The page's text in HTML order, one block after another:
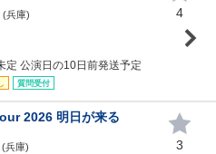
兵庫)
公演日の10日前発送予定
質問受付
4
2026 明日が来る
兵庫)
3